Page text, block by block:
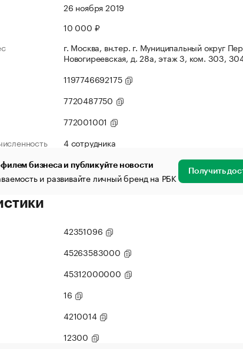
26 ноября 2019
10 000 ₽
г. Москва, вн.тер. г. Муниципальный округ
Новогиреевская, д. 28а, этаж 3, ком. 303,
1197746692175
7720487750
772001001
4 сотрудника
бизнеса и публикуйте новости
и развивайте личный бренд на РБК Получить
42351096
45263583000
45312000000
16
4210014
12300